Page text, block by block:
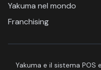
Yakuma nel mondo
Franchising
Yakuma e il sistema